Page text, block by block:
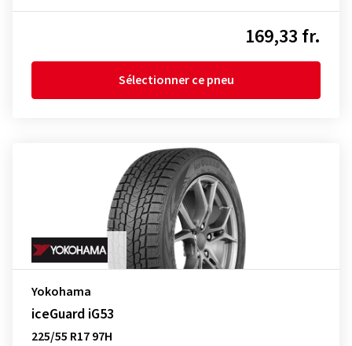
169,33 fr.
Sélectionner ce pneu
Yokohama
iceGuard iG53
225/55 R17 97H